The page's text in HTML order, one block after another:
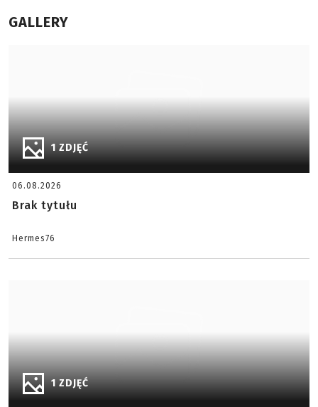
GALLERY
1 ZDJĘĆ
06.08.2026
Brak tytułu
Hermes76
1 ZDJĘĆ